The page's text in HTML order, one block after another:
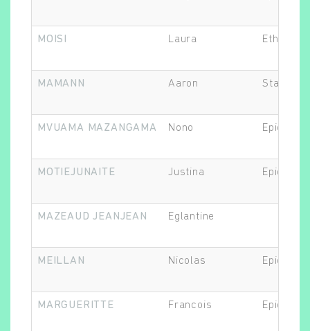
MOISI Laura
MAMANN Aaron
MVUAMA MAZANGAMA Nono
MOTIEJUNAITE Justina
MAZEAUD JEANJEAN Eglantine
MEILLAN Nicolas
MARGUERITTE Francois